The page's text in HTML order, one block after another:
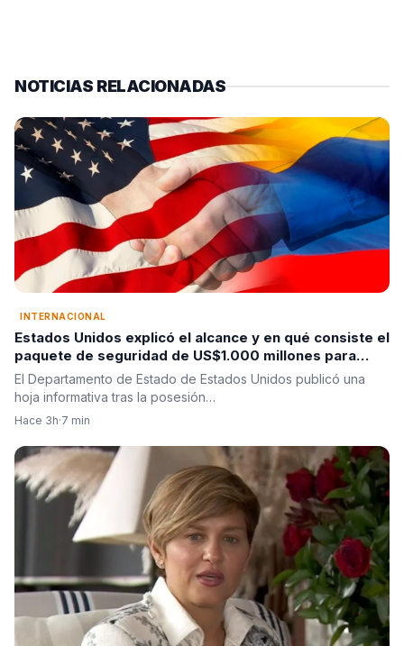
NOTICIAS RELACIONADAS
INTERNACIONAL
Estados Unidos explicó el alcance y en qué consiste el
paquete de seguridad de US$1.000 millones para
Colombia tras la posesión de Abelardo De La Espriella
El Departamento de Estado de Estados Unidos publicó una
hoja informativa tras la posesión…
Hace 3h·7 min